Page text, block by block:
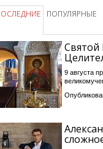
ПОПУЛЯРНЫЕ
Святой
9 августа